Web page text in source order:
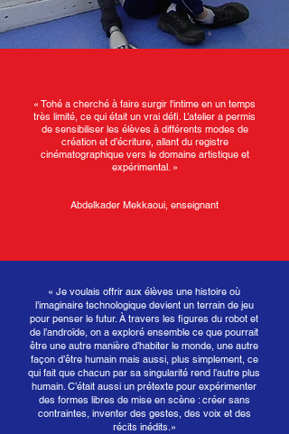
« Tohé a cherché à faire surgir l'intime en un temps
très limité, ce qui était un vrai défi. L’atelier a permis
de sensibiliser les élèves à différents modes de
création et d’écriture, allant du registre
cinématographique vers le domaine artistique et
expérimental. »
Abdelkader Mekkaoui, enseignant
« Je voulais offrir aux élèves une histoire où
l’imaginaire technologique devient un terrain de jeu
pour penser le futur. À travers les figures du robot et
de l’androïde, on a exploré ensemble ce que pourrait
être une autre manière d’habiter le monde, une autre
façon d’être humain mais aussi, plus simplement, ce
qui fait que chacun par sa singularité rend l’autre plus
humain. C’était aussi un prétexte pour expérimenter
des formes libres de mise en scène : créer sans
contraintes, inventer des gestes, des voix et des
récits inédits.»